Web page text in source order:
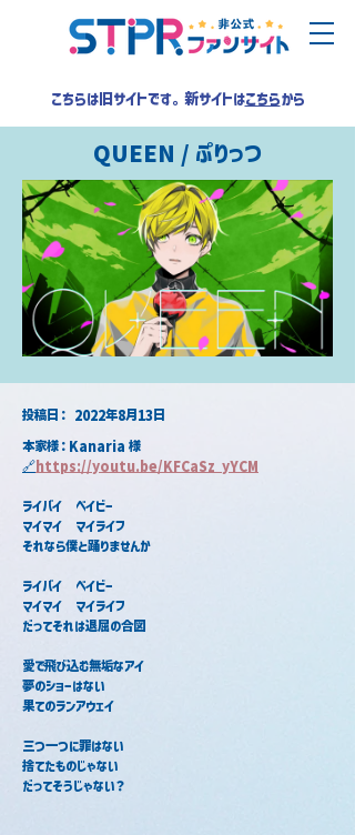
こちらは旧サイトです。新サイトはこちらから
QUEEN / ぷりっつ
2022年8月13日
​投稿日：
本家様：Kanaria 様
🔗https://youtu.be/KFCaSz_yYCM
ライバイ　ベイビー
マイマイ　マイライフ
それなら僕と踊りませんか
ライバイ　ベイビー
マイマイ　マイライフ
だってそれは退屈の合図
愛で飛び込む無垢なアイ
夢のショーはない
果てのランアウェイ
三つ一つに罪はない
捨てたものじゃない
だってそうじゃない？